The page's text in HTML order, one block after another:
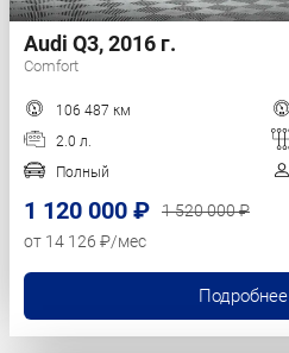
Audi Q3, 2016 г.
Comfort
106 487 км
2.0 л.
Полный
1 120 000 ₽
1 520 000 ₽
от 14 126 ₽/мес
Подробнее